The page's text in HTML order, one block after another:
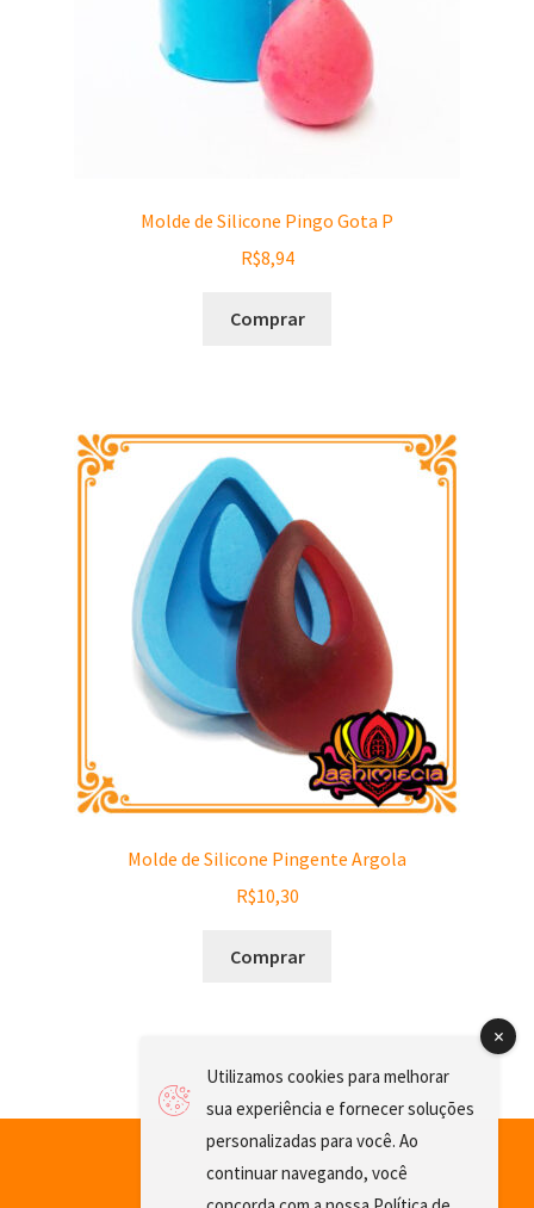
Molde de Silicone Pingo Gota P
R$8,94
Comprar
Molde de Silicone Pingente Argola
R$10,30
Comprar
Utilizamos cookies para melhorar
sua experiência e fornecer soluções
personalizadas para você. Ao
continuar navegando, você